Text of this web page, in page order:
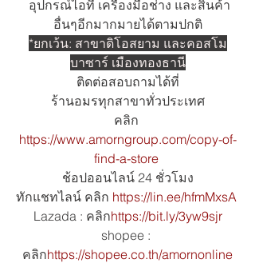
อื่นๆอีกมากมายได้ตามปกติ
*ยกเว้น: สาขาดิโอสยาม และคอสโม
บาซาร์ เมืองทองธานี
ติดต่อสอบถามได้ที่
ร้านอมรทุกสาขาทั่วประเทศ
คลิก
https://www.amorngroup.com/copy-of-
find-a-store
ช้อปออนไลน์ 24 ชั่วโมง
ทักแชทไลน์ คลิก https://lin.ee/hfmMxsA
Lazada : คลิกhttps://bit.ly/3yw9sjr
shopee :
คลิกhttps://shopee.co.th/amornonline